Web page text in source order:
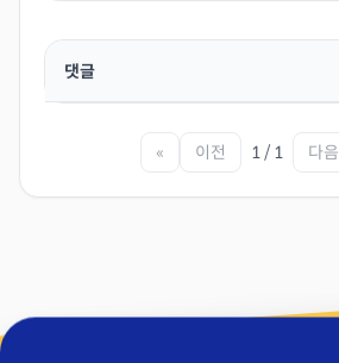
댓글
« 이전 1 / 1 다음